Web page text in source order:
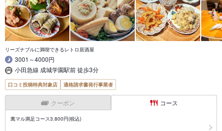
リーズナブルに満喫できるレトロ居酒屋
3001～4000円
小田急線 成城学園駅前 徒歩3分
口コミ投稿特典対象店 適格請求書発行事業者
クーポン コース
萬マル満足コース3.800円(税込)